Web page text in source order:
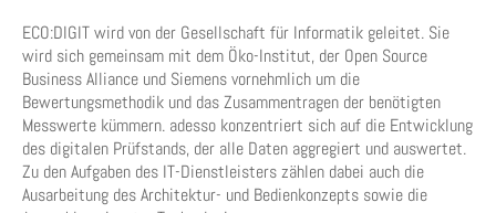
ECO:DIGIT wird von der Gesellschaft für Informatik geleitet. Sie
wird sich gemeinsam mit dem Öko-Institut, der Open Source
Business Alliance und Siemens vornehmlich um die
Bewertungsmethodik und das Zusammentragen der benötigten
Messwerte kümmern. adesso konzentriert sich auf die Entwicklung
des digitalen Prüfstands, der alle Daten aggregiert und auswertet.
Zu den Aufgaben des IT-Dienstleisters zählen dabei auch die
Ausarbeitung des Architektur- und Bedienkonzepts sowie die